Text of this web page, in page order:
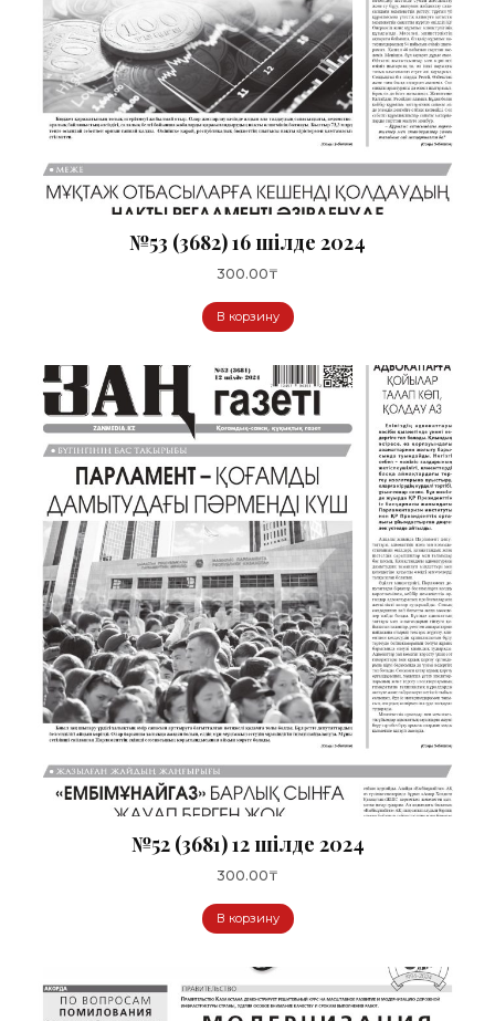
№53 (3682) 16 шілде 2024
300.00₸
В корзину
№52 (3681) 12 шілде 2024
300.00₸
В корзину